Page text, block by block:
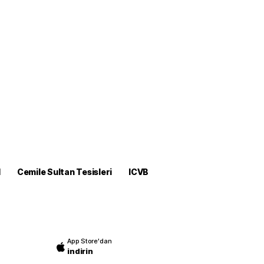
Cemile Sultan Tesisleri
ICVB
App Store'dan
indirin